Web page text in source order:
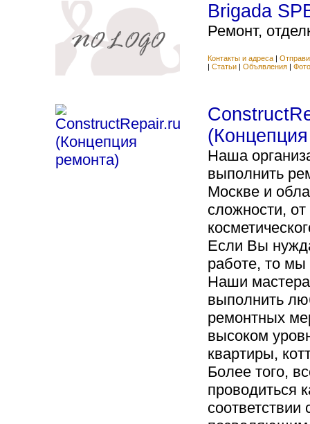
Brigada
Ремонт,
Контакты и адреса |
| Статьи | Объявления | Фото
Наша
выполнить
Москве и
сложности, от
Если Вы
работе, то
Наши
выполнить
ремонтных
высоком
квартиры,
Более того,
проводиться
соответствии